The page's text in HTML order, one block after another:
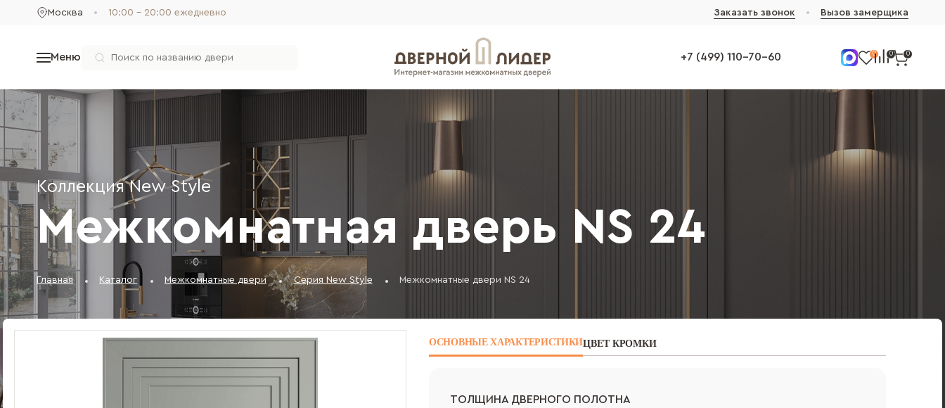
Москва 10:00 - 20:00 ежедневно Заказать звонок Вызов замерщика
Меню +7 (499) 110-70-60 0 0 0
Коллекция New Style
Межкомнатная дверь NS 24
Главная Каталог Межкомнатные двери Серия New Style Межкомнатные двери NS 24
ОСНОВНЫЕХАРАКТЕРИСТИКИЦВЕТ КРОМКИ
ТОЛЩИНА ДВЕРНОГО ПОЛОТНА